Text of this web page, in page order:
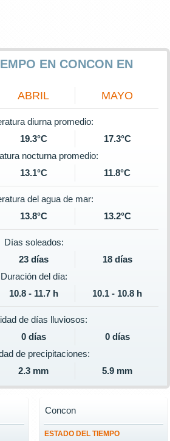
EN CONCON EN
ABRIL MAYO
diurna promedio:
19.3°C
17.3°C
nocturna promedio:
13.1°C 11.8°C
del agua de mar:
13.8°C 13.2°C
Días soleados:
23 días
18 días
Duración del día:
10.8 - 11.7 h 10.1 - 10.8 h
de días lluviosos:
0 días
0 días
de precipitaciones:
2.3 mm 5.9 mm
ESTADO DEL TIEMPO
Concon